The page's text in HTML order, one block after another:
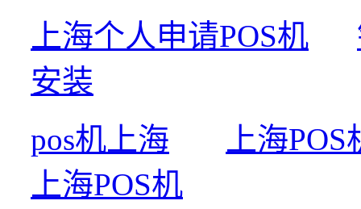
上海个人申请POS机
安装
pos机上海
上海POS
上海POS机